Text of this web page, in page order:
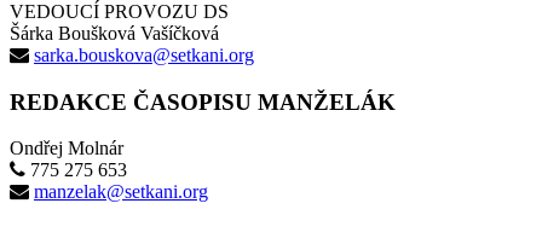
VEDOUCÍ PROVOZU DS
Šárka Boušková Vašíčková
sarka.bouskova@setkani.org
REDAKCE ČASOPISU MANŽELÁK
Ondřej Molnár
775 275 653
manzelak@setkani.org